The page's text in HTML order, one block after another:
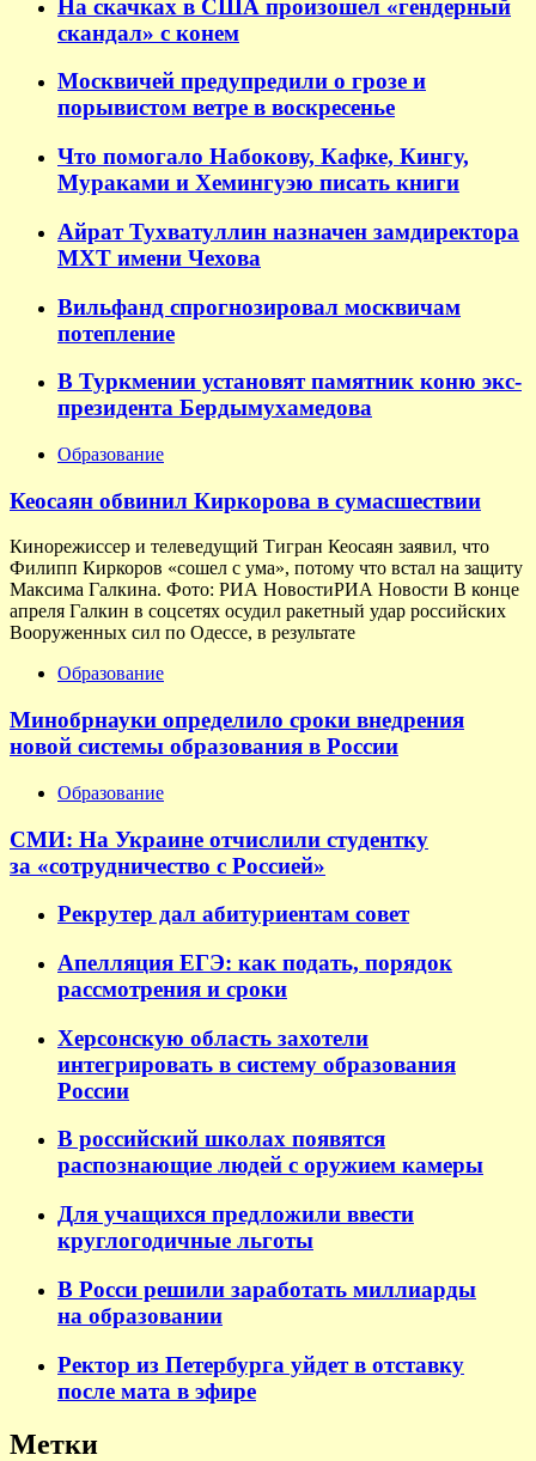
На скачках в США произошел «гендерный
скандал» с конем
Москвичей предупредили о грозе и
порывистом ветре в воскресенье
Что помогало Набокову, Кафке, Кингу,
Мураками и Хемингуэю писать книги
Айрат Тухватуллин назначен замдиректора
МХТ имени Чехова
Вильфанд спрогнозировал москвичам
потепление
В Туркмении установят памятник коню экс-
президента Бердымухамедова
Образование
Кеосаян обвинил Киркорова в сумасшествии
Кинорежиссер и телеведущий Тигран Кеосаян заявил, что
Филипп Киркоров «сошел с ума», потому что встал на защиту
Максима Галкина. Фото: РИА НовостиРИА Новости В конце
апреля Галкин в соцсетях осудил ракетный удар российских
Вооруженных сил по Одессе, в результате
Образование
Минобрнауки определило сроки внедрения
новой системы образования в России
Образование
СМИ: На Украине отчислили студентку
за «сотрудничество с Россией»
Рекрутер дал абитуриентам совет
Апелляция ЕГЭ: как подать, порядок
рассмотрения и сроки
Херсонскую область захотели
интегрировать в систему образования
России
В российский школах появятся
распознающие людей с оружием камеры
Для учащихся предложили ввести
круглогодичные льготы
В Росси решили заработать миллиарды
на образовании
Ректор из Петербурга уйдет в отставку
после мата в эфире
Метки